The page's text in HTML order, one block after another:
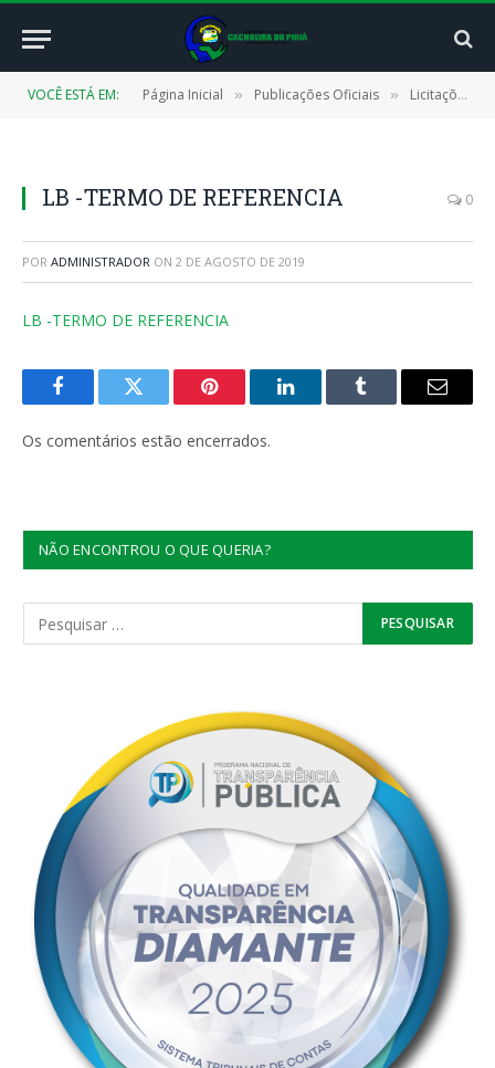
VOCÊ ESTÁ EM: Página Inicial » Publicações Oficiais » Licitações
LB -TERMO DE REFERENCIA 0
POR ADMINISTRADOR ON 2 DE AGOSTO DE 2019
LB -TERMO DE REFERENCIA
FacebookTwitter Pinterest LinkedInTumblr
E-
Os comentários estão encerrados.
NÃO ENCONTROU O QUE QUERIA?